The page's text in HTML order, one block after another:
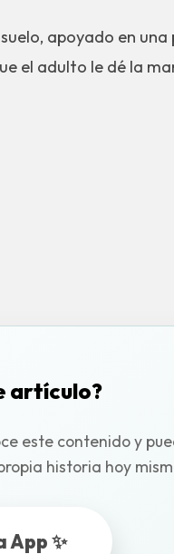
apoyado en una
el adulto le dé la
artículo?
este contenido y
historia hoy
App ✨